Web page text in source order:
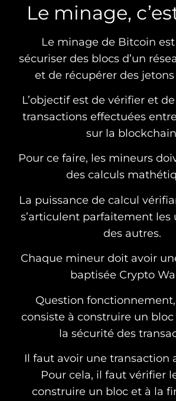
Le minage,
Le minage de Bitcoin
sécuriser des blocs d’un
et de récupérer des
L’objectif est de vérifier et
transactions effectuées
sur la
Pour ce faire, les mineurs
des calculs
La puissance de calcul
s’articulent parfaitement les
des autres.
Chaque mineur doit avoir
baptisée Crypto
Question
consiste à construire un
la sécurité des
Il faut avoir une transaction
Pour cela, il faut vérifier
construire un bloc et à la